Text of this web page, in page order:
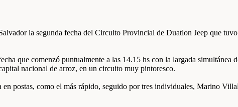
la segunda fecha del Circuito Provincial de Duatlon Jeep que
que comenzó puntualmente a las 14.15 hs con la largada
nacional de arroz, en un circuito muy pintoresco.
postas, como el más rápido, seguido por tres individuales, Marino